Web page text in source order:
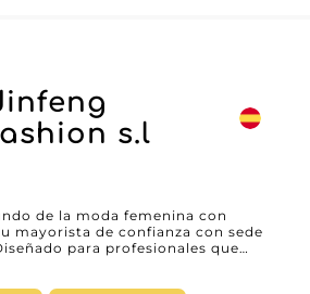
s.l
de la moda femenina con
mayorista de confianza con sede
para profesionales que